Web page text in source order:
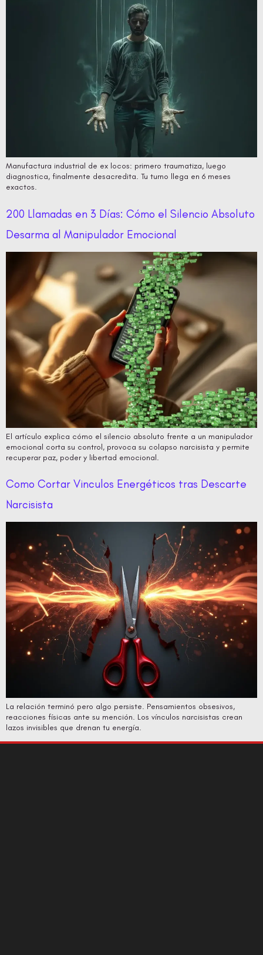
Manufactura industrial de ex locos: primero traumatiza, luego
diagnostica, finalmente desacredita. Tu turno llega en 6 meses
exactos.
200 Llamadas en 3 Días: Cómo el Silencio Absoluto
Desarma al Manipulador Emocional
El artículo explica cómo el silencio absoluto frente a un manipulador
emocional corta su control, provoca su colapso narcisista y permite
recuperar paz, poder y libertad emocional.
Como Cortar Vinculos Energéticos tras Descarte
Narcisista
La relación terminó pero algo persiste. Pensamientos obsesivos,
reacciones físicas ante su mención. Los vínculos narcisistas crean
lazos invisibles que drenan tu energía.